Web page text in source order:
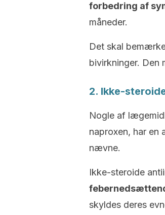
forbedring af
måneder.
Det skal
bivirkninger. Den
2. Ikke-
Nogle af
naproxen, har en
nævne.
Ikke-steroide
skyldes deres